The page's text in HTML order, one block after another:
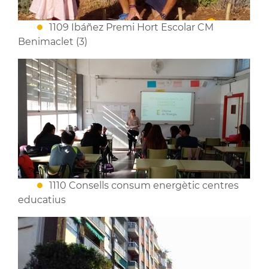
1109 Ibáñez Premi Hort Escolar CM
Benimaclet (3)
1110 Consells consum energètic centres
educatius